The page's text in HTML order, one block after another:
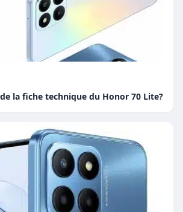
la fiche technique du Honor 70 Lite?